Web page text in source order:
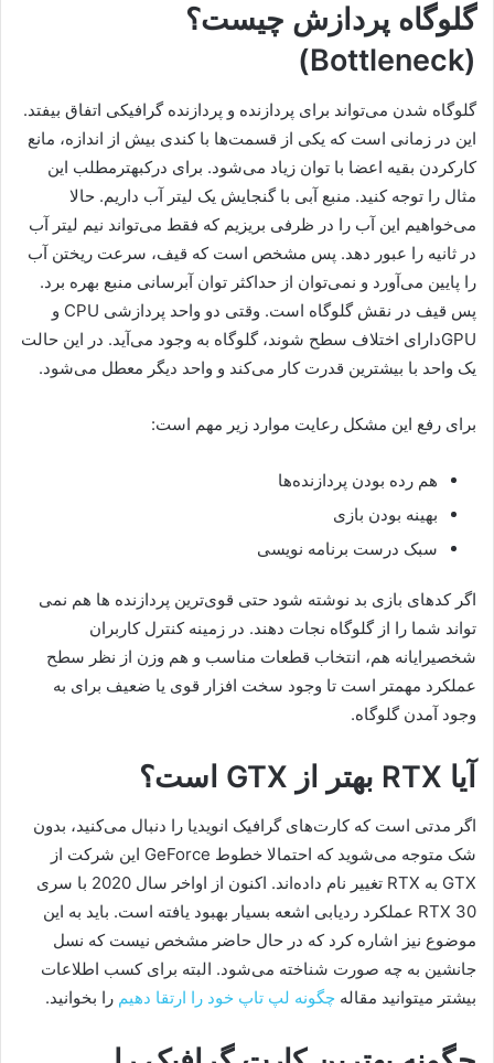
گلوگاه پردازش چیست؟
(Bottleneck
)
گلوگاه شدن می‌تواند برای پردازنده و پردازنده گرافیکی اتفاق بیفتد.
این در زمانی است که یکی از قسمت‌ها با کندی بیش از اندازه، مانع
کارکردن بقیه اعضا با توان زیاد می‌شود. برای درکبهترمطلب این
مثال را توجه کنید. منبع آبی با گنجایش یک لیتر آب داریم. حالا
می‌خواهیم این آب را در ظرفی بریزیم که فقط می‌تواند نیم لیتر آب
در ثانیه را عبور دهد. پس مشخص است که قیف، سرعت ریختن آب
را پایین می‌آورد و نمی‌توان از حداکثر توان آبرسانی منبع بهره برد.
پس قیف در نقش گلوگاه است. وقتی دو واحد پردازشی CPU و
GPUدارای اختلاف سطح شوند، گلوگاه به وجود می‌آید. در این حالت
یک واحد با بیشترین قدرت کار می‌کند و واحد دیگر معطل می‌شود.
برای رفع این مشکل رعایت موارد زیر مهم است:
هم رده بودن پردازنده‌ها
بهینه بودن بازی
سبک درست برنامه نویسی
اگر کدهای بازی بد نوشته شود حتی قوی‌ترین پردازنده ها هم نمی
تواند شما را از گلوگاه نجات دهند. در زمینه کنترل کاربران
شخصیرایانه هم، انتخاب قطعات مناسب و هم وزن از نظر سطح
عملکرد مهمتر است تا وجود سخت افزار قوی یا ضعیف برای به
وجود آمدن گلوگاه.
آیا RTX بهتر از GTX است؟
اگر مدتی است که کارت‌های گرافیک انویدیا را دنبال می‌کنید، بدون
شک متوجه می‌شوید که احتمالا خطوط GeForce این شرکت از
GTX به RTX تغییر نام داده‌اند. اکنون از اواخر سال 2020 با سری
RTX 30 عملکرد ردیابی اشعه بسیار بهبود یافته است. باید به این
موضوع نیز اشاره کرد که در حال حاضر مشخص نیست که نسل
جانشین به چه صورت شناخته می‌شود. البته برای کسب اطلاعات
بیشتر میتوانید مقاله چگونه لپ تاپ خود را ارتقا دهیم را بخوانید.